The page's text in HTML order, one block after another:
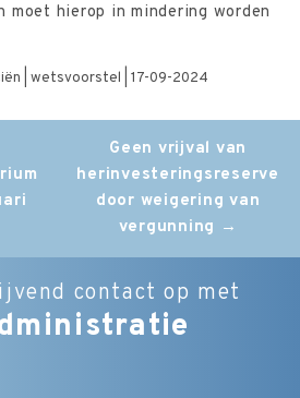
moet hierop in mindering worden
| wetsvoorstel | 17-09-2024
Geen vrijval van
herinvesteringsreserve
door weigering van
vergunning →
contact op met